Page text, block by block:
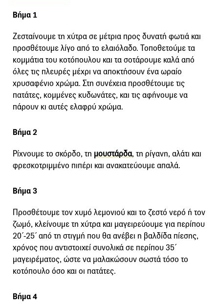
Βήμα 1
Ζεσταίνουμε τη χύτρα σε μέτρια προς δυνατή φωτιά και
προσθέτουμε λίγο από το ελαιόλαδο. Τοποθετούμε τα
κομμάτια του κοτόπουλου και τα σοτάρουμε καλά από
όλες τις πλευρές μέχρι να αποκτήσουν ένα ωραίο
χρυσαφένιο χρώμα. Στη συνέχεια προσθέτουμε τις
πατάτες, κομμένες κυδωνάτες, και τις αφήνουμε να
πάρουν κι αυτές ελαφρύ χρώμα.
Βήμα 2
Ρίχνουμε το σκόρδο, τη μουστάρδα, τη ρίγανη, αλάτι και
φρεσκοτριμμένο πιπέρι και ανακατεύουμε απαλά.
Βήμα 3
Προσθέτουμε τον χυμό λεμονιού και το ζεστό νερό ή τον
ζωμό, κλείνουμε τη χύτρα και μαγειρεύουμε για περίπου
20΄-25΄ από τη στιγμή που θα ανέβει η βαλδίδα πίεσης,
χρόνος που αντιστοιχεί συνολικά σε περίπου 35΄
μαγειρέματος, ώστε να μαλακώσουν σωστά τόσο το
κοτόπουλο όσο και οι πατάτες.
Βήμα 4